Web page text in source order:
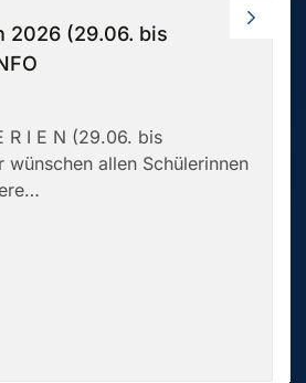
2026 (29.06. bis
R I E N (29.06. bis
allen Schülerinnen